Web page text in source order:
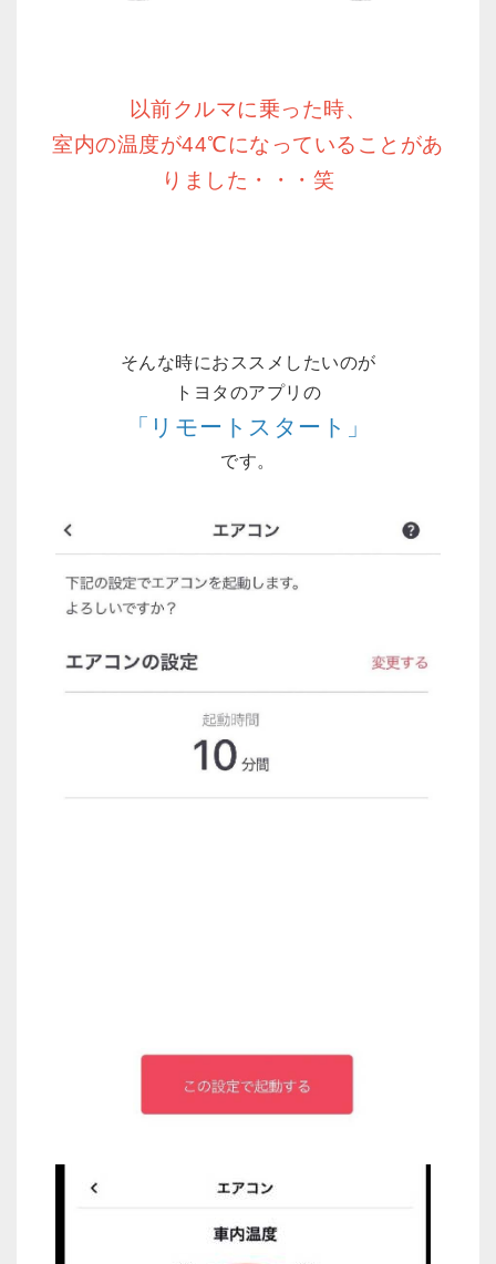
以前クルマに乗った時、
室内の温度が44℃になっていることがあ
りました・・・笑
そんな時におススメしたいのが
トヨタのアプリの
「リモートスタート」
です。